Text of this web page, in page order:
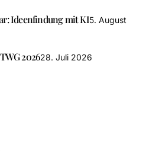
Ideenfindung mit KI5. August
202628. Juli 2026